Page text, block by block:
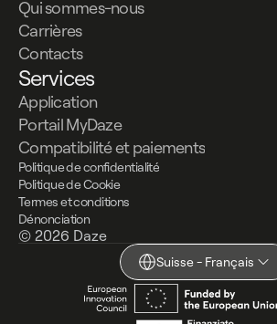
Qui sommes-nous
Carrières
Contacts
Services
Application
Portail MyDaze
Compatibilité et paiements
© 2026 Daze
Politique de confidentialité
Politique de Cookie
Termes et conditions
Dénonciation
Suisse - Français